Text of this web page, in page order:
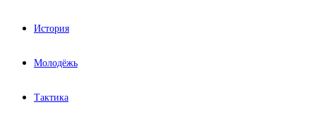
История
Молодёжь
Тактика